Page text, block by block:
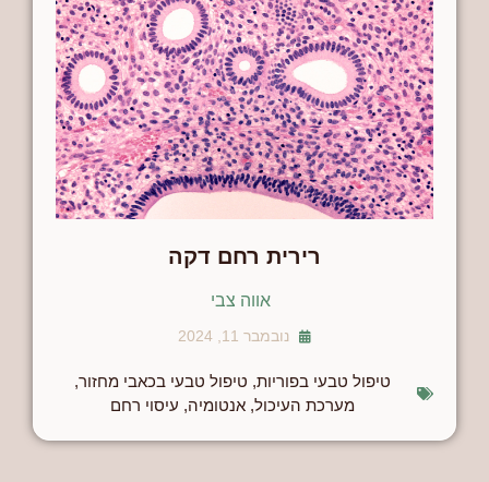
רירית רחם דקה
אווה צבי
נובמבר 11, 2024
טיפול טבעי בפוריות, טיפול טבעי בכאבי מחזור,
מערכת העיכול,אנטומיה, עיסוי רחם